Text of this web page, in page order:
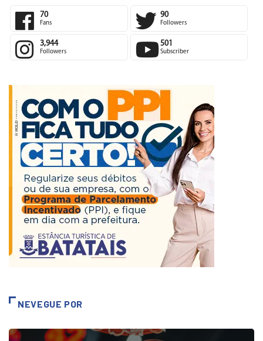
70 90
3,944 501
NEVEGUE POR